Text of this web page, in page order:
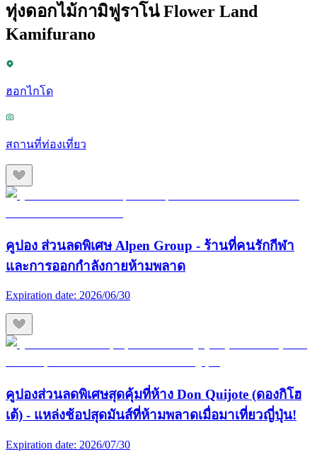
ทุ่งดอกไม้กามิฟูราโน่ Flower Land
Kamifurano
ฮอกไกโด
สถานที่ท่องเที่ยว
คูปอง ส่วนลดพิเศษ Alpen Group - ร้านที่คนรักกีฬา
และการออกกำลังกายห้ามพลาด
Expiration date: 2026/06/30
คูปองส่วนลดพิเศษสุดคุ้มที่ห้าง Don Quijote (ดองกิโฮ
เต้) - แหล่งช้อปสุดมันส์ที่ห้ามพลาดเมื่อมาเที่ยวญี่ปุ่น!
Expiration date: 2026/07/30